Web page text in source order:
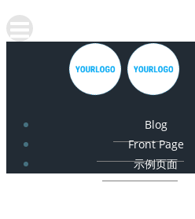
Blog
Front Page
示例页面